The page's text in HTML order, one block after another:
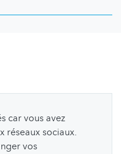
car vous avez
réseaux sociaux.
vos